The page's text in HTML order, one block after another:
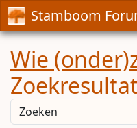
Stamboom
Wie